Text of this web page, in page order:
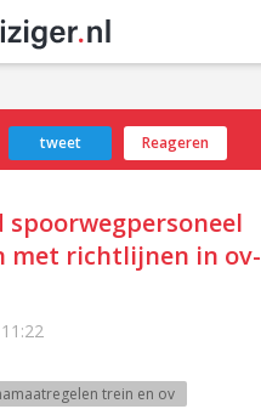
tweet Reageren
spoorwegpersoneel
met richtlijnen in ov-
11:22
trein en ov